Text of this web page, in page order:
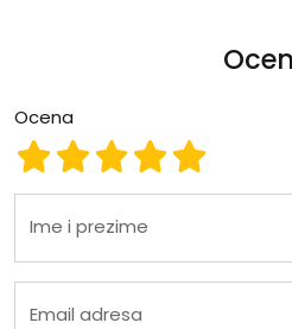
Ocena
Ocena 5
Ocena 4
Ocena 3
Ocena 2
Ocena 1
Ime i prezime
Email adresa